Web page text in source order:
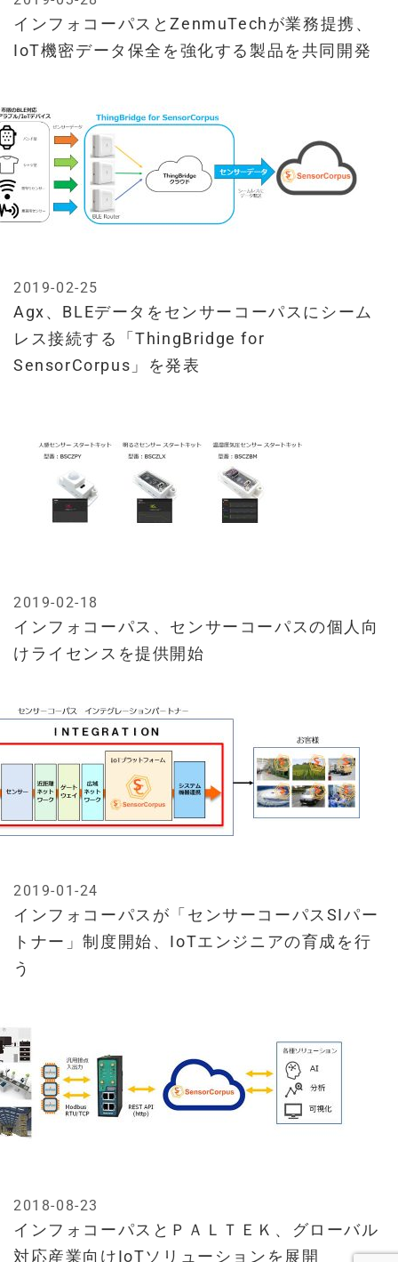
インフォコーパスとZenmuTechが業務提携、
IoT機密データ保全を強化する製品を共同開発
Agx、BLEデータをセンサーコーパスにシーム
レス接続する「ThingBridge for
SensorCorpus」を発表
2019-02-25
インフォコーパス、センサーコーパスの個人向
けライセンスを提供開始
2019-02-18
インフォコーパスが「センサーコーパスSIパー
トナー」制度開始、IoTエンジニアの育成を行
う
2019-01-24
インフォコーパスとＰＡＬＴＥＫ、グローバル
対応産業向けIoTソリューションを展開
2018-08-23